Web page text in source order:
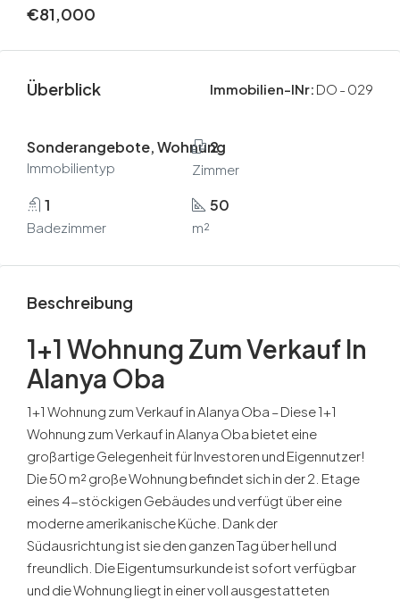
€81,000
Überblick Immobilien-INr: DO - 029
Sonderangebote, Wohnung
Immobilientyp
2
Zimmer
1
Badezimmer
50
m²
Beschreibung
1+1 Wohnung Zum Verkauf In
Alanya Oba
1+1 Wohnung zum Verkauf in Alanya Oba – Diese 1+1
Wohnung zum Verkauf in Alanya Oba bietet eine
großartige Gelegenheit für Investoren und Eigennutzer!
Die 50 m² große Wohnung befindet sich in der 2. Etage
eines 4-stöckigen Gebäudes und verfügt über eine
moderne amerikanische Küche. Dank der
Südausrichtung ist sie den ganzen Tag über hell und
freundlich. Die Eigentumsurkunde ist sofort verfügbar
und die Wohnung liegt in einer voll ausgestatteten